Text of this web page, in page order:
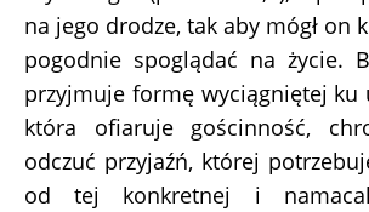
na jego drodze, tak aby mógł on
pogodnie spoglądać na życie.
przyjmuje formę wyciągniętej ku
która ofiaruje gościnność,
odczuć przyjaźń, której
od tej konkretnej i